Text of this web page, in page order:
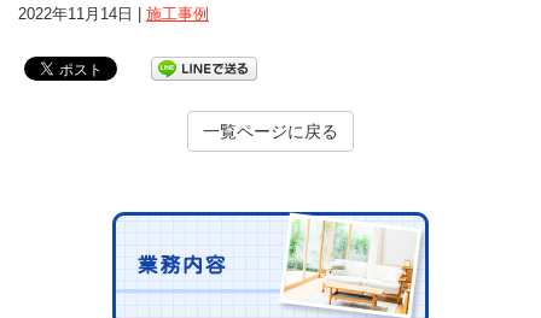
2022年11月14日 | 施工事例
一覧ページに戻る